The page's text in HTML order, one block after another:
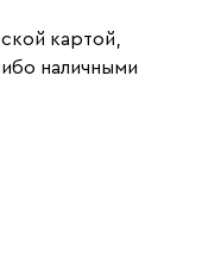
картой,
наличными